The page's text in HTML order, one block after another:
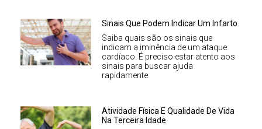
Sinais Que Podem Indicar Um Infarto
Saiba quais são os sinais que
indicam a iminência de um ataque
cardíaco. É preciso estar atento aos
sinais para buscar ajuda
rapidamente.
Atividade Física E Qualidade De Vida
Na Terceira Idade